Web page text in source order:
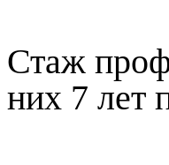
Стаж
них 7 лет